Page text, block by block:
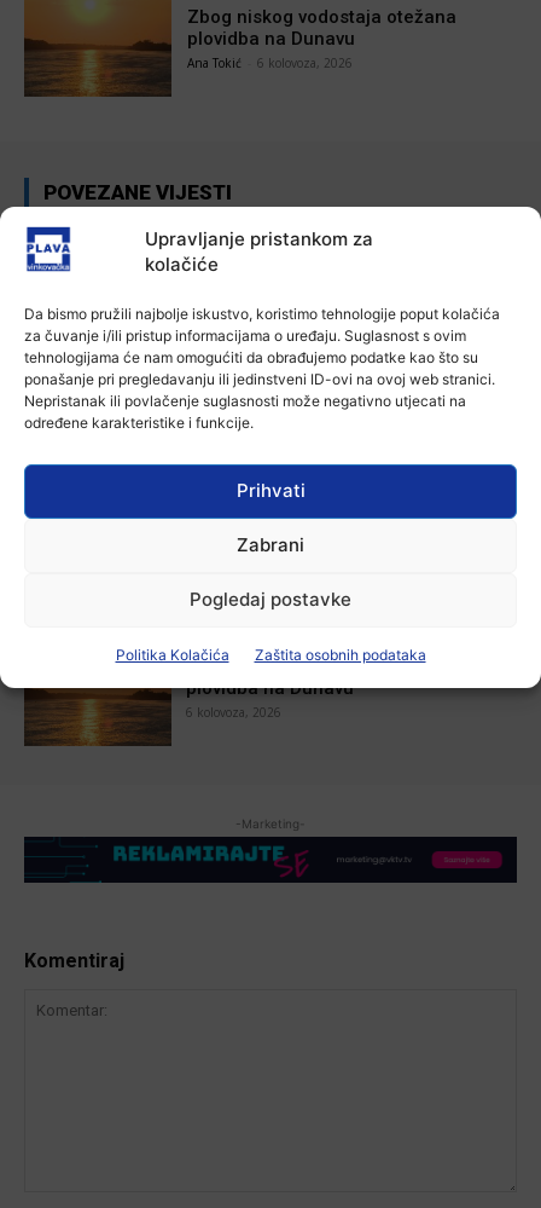
Upravljanje pristankom za
kolačiće
Da bismo pružili najbolje iskustvo, koristimo tehnologije poput kolačića
za čuvanje i/ili pristup informacijama o uređaju. Suglasnost s ovim
tehnologijama će nam omogućiti da obrađujemo podatke kao što su
ponašanje pri pregledavanju ili jedinstveni ID-ovi na ovoj web stranici.
Nepristanak ili povlačenje suglasnosti može negativno utjecati na
određene karakteristike i funkcije.
Prihvati
Zabrani
Pogledaj postavke
Politika Kolačića Zaštita osobnih podataka
Zbog niskog vodostaja otežana
plovidba na Dunavu
Ana Tokić 6 kolovoza, 2026
POVEZANE VIJESTI
Aktualno
Autoklub Vinkovci u rujnu će obilježiti
7 kolovoza, 2026
Aktualno
Za dva tjedna započinje još jedna
Divlja liga
7 kolovoza, 2026
Zbog niskog vodostaja otežana
plovidba na Dunavu
6 kolovoza, 2026
-Marketing-
Komentiraj